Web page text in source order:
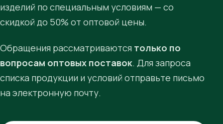
изделий по специальным условиям — со
скидкой до 50% от оптовой цены.
Обращения рассматриваются только по
вопросам оптовых поставок. Для запроса
списка продукции и условий отправьте письмо
на электронную почту.